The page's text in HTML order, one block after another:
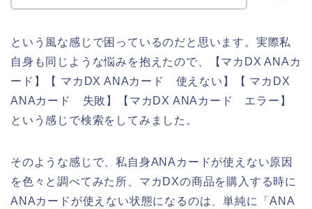
という風な感じで困っているのだと思います。実際私
自身も同じような悩みを抱えたので、【マカDX ANAカ
ード】【 マカDX ANAカード 使えない】【 マカDX
ANAカード 失敗】【マカDX ANAカード エラー】
という感じで検索をしてみました。
そのような感じで、私自身ANAカードが使えない原因
を色々と調べてみた所、マカDXの商品を購入する時に
ANAカードが使えない状態になるのは、単純に「ANA